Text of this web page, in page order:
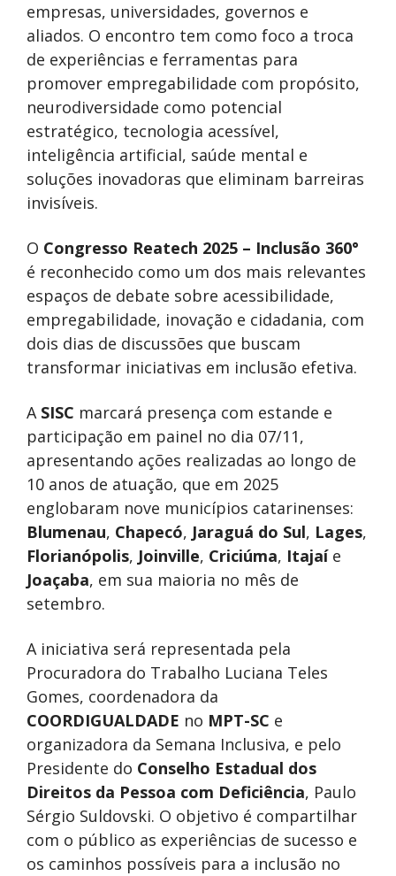
empresas, universidades, governos e
aliados. O encontro tem como foco a troca
de experiências e ferramentas para
promover empregabilidade com propósito,
neurodiversidade como potencial
estratégico, tecnologia acessível,
inteligência artificial, saúde mental e
soluções inovadoras que eliminam barreiras
invisíveis.
O Congresso Reatech 2025 – Inclusão 360°
é reconhecido como um dos mais relevantes
espaços de debate sobre acessibilidade,
empregabilidade, inovação e cidadania, com
dois dias de discussões que buscam
transformar iniciativas em inclusão efetiva.
A SISC marcará presença com estande e
participação em painel no dia 07/11,
apresentando ações realizadas ao longo de
10 anos de atuação, que em 2025
englobaram nove municípios catarinenses:
Blumenau, Chapecó, Jaraguá do Sul, Lages,
Florianópolis, Joinville, Criciúma, Itajaíe
Joaçaba, em sua maioria no mês de
setembro.
A iniciativa será representada pela
Procuradora do Trabalho Luciana Teles
Gomes, coordenadora da
COORDIGUALDADE no MPT-SC e
organizadora da Semana Inclusiva, e pelo
Presidente do Conselho Estadual dos
Direitos da Pessoa com Deficiência, Paulo
Sérgio Suldovski. O objetivo é compartilhar
com o público as experiências de sucesso e
os caminhos possíveis para a inclusão no